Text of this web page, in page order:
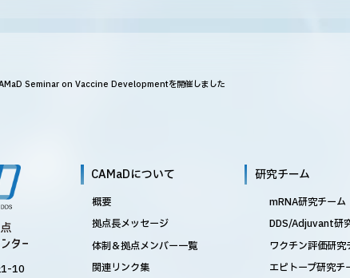
Seminar on Vaccine Developmentを開催しました
1-10
CAMaDについて
概要
拠点長メッセージ
体制＆拠点メンバー一覧
関連リンク集
研究チーム
mRNA研究チーム
DDS/Adjuvant研
ワクチン評価研究
エピトープ研究チ